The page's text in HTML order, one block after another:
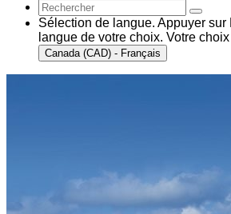
Sélection de langue. Appuyer
langue de votre choix. Votre
Canada (CAD) - Français